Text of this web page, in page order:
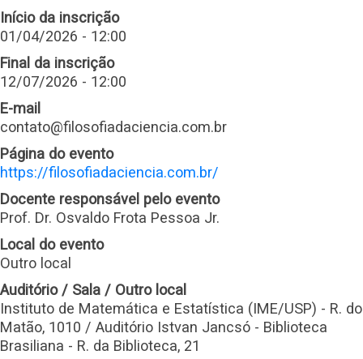
Início da inscrição
01/04/2026 - 12:00
Final da inscrição
12/07/2026 - 12:00
E-mail
contato@filosofiadaciencia.com.br
Página do evento
https://filosofiadaciencia.com.br/
Docente responsável pelo evento
Prof. Dr. Osvaldo Frota Pessoa Jr.
Local do evento
Outro local
Auditório / Sala / Outro local
Instituto de Matemática e Estatística (IME/USP) - R. do
Matão, 1010 / Auditório Istvan Jancsó - Biblioteca
Brasiliana - R. da Biblioteca, 21